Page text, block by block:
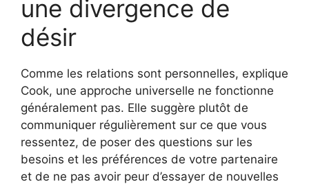
une divergence de
désir
Comme les relations sont personnelles, explique
Cook, une approche universelle ne fonctionne
généralement pas. Elle suggère plutôt de
communiquer régulièrement sur ce que vous
ressentez, de poser des questions sur les
besoins et les préférences de votre partenaire
et de ne pas avoir peur d’essayer de nouvelles